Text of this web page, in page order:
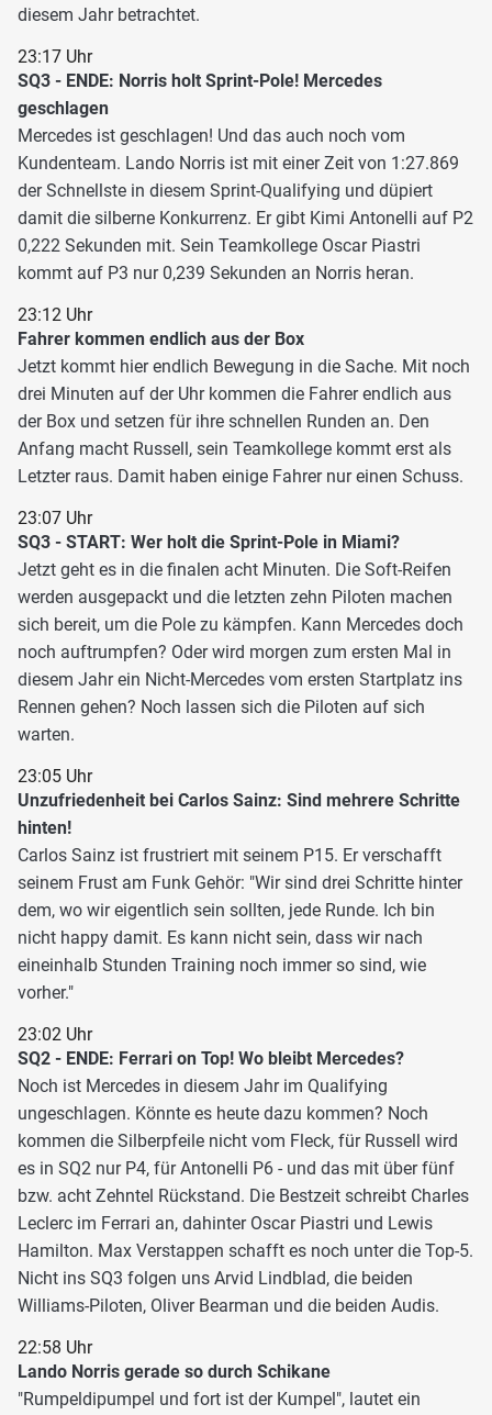
diesem Jahr betrachtet.
23:17 Uhr
SQ3 - ENDE: Norris holt Sprint-Pole! Mercedes
geschlagen
Mercedes ist geschlagen! Und das auch noch vom
Kundenteam. Lando Norris ist mit einer Zeit von 1:27.869
der Schnellste in diesem Sprint-Qualifying und düpiert
damit die silberne Konkurrenz. Er gibt Kimi Antonelli auf P2
0,222 Sekunden mit. Sein Teamkollege Oscar Piastri
kommt auf P3 nur 0,239 Sekunden an Norris heran.
23:12 Uhr
Fahrer kommen endlich aus der Box
Jetzt kommt hier endlich Bewegung in die Sache. Mit noch
drei Minuten auf der Uhr kommen die Fahrer endlich aus
der Box und setzen für ihre schnellen Runden an. Den
Anfang macht Russell, sein Teamkollege kommt erst als
Letzter raus. Damit haben einige Fahrer nur einen Schuss.
23:07 Uhr
SQ3 - START: Wer holt die Sprint-Pole in Miami?
Jetzt geht es in die finalen acht Minuten. Die Soft-Reifen
werden ausgepackt und die letzten zehn Piloten machen
sich bereit, um die Pole zu kämpfen. Kann Mercedes doch
noch auftrumpfen? Oder wird morgen zum ersten Mal in
diesem Jahr ein Nicht-Mercedes vom ersten Startplatz ins
Rennen gehen? Noch lassen sich die Piloten auf sich
warten.
23:05 Uhr
Unzufriedenheit bei Carlos Sainz: Sind mehrere Schritte
hinten!
Carlos Sainz ist frustriert mit seinem P15. Er verschafft
seinem Frust am Funk Gehör: "Wir sind drei Schritte hinter
dem, wo wir eigentlich sein sollten, jede Runde. Ich bin
nicht happy damit. Es kann nicht sein, dass wir nach
eineinhalb Stunden Training noch immer so sind, wie
vorher."
23:02 Uhr
SQ2 - ENDE: Ferrari on Top! Wo bleibt Mercedes?
Noch ist Mercedes in diesem Jahr im Qualifying
ungeschlagen. Könnte es heute dazu kommen? Noch
kommen die Silberpfeile nicht vom Fleck, für Russell wird
es in SQ2 nur P4, für Antonelli P6 - und das mit über fünf
bzw. acht Zehntel Rückstand. Die Bestzeit schreibt Charles
Leclerc im Ferrari an, dahinter Oscar Piastri und Lewis
Hamilton. Max Verstappen schafft es noch unter die Top-5.
Nicht ins SQ3 folgen uns Arvid Lindblad, die beiden
Williams-Piloten, Oliver Bearman und die beiden Audis.
22:58 Uhr
Lando Norris gerade so durch Schikane
"Rumpeldipumpel und fort ist der Kumpel", lautet ein